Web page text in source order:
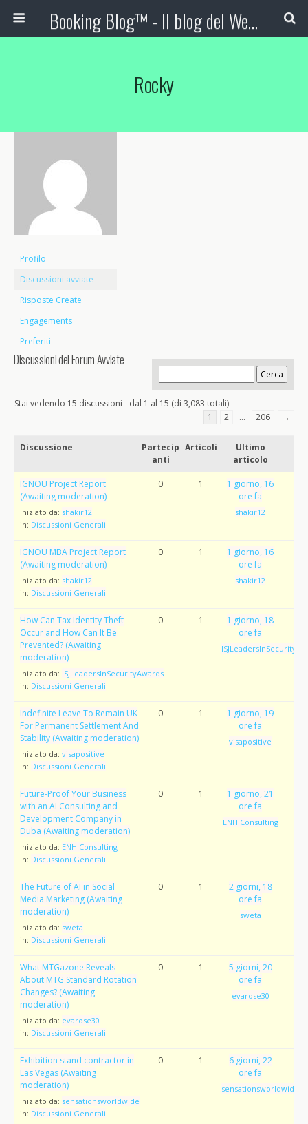
Booking Blog™ - Il blog del Web Marketing Turistico
Rocky
Profilo
Discussioni avviate
Risposte Create
Engagements
Preferiti
Discussioni del Forum Avviate
Stai vedendo 15 discussioni - dal 1 al 15 (di 3,083 totali)
1
2 … 206 →
Discussione
Partecip
anti
Articoli
Ultimo
articolo
IGNOU Project Report
(Awaiting moderation)
Iniziato da: shakir12
in: Discussioni Generali
0 1
1 giorno, 16
ore fa
shakir12
IGNOU MBA Project Report
(Awaiting moderation)
Iniziato da: shakir12
in: Discussioni Generali
0 1
1 giorno, 16
ore fa
shakir12
How Can Tax Identity Theft
Occur and How Can It Be
Prevented? (Awaiting
moderation)
Iniziato da: ISJLeadersInSecurityAwards
in: Discussioni Generali
0 1
1 giorno, 18
ore fa
Indefinite Leave To Remain UK
For Permanent Settlement And
Stability (Awaiting moderation)
Iniziato da: visapositive
in: Discussioni Generali
0 1
1 giorno, 19
ore fa
visapositive
Future-Proof Your Business
with an AI Consulting and
Development Company in
Duba (Awaiting moderation)
Iniziato da: ENH Consulting
in: Discussioni Generali
0 1
1 giorno, 21
ore fa
ENH Consulting
The Future of AI in Social
Media Marketing (Awaiting
moderation)
Iniziato da: sweta
in: Discussioni Generali
0 1
2 giorni, 18
ore fa
sweta
What MTGazone Reveals
About MTG Standard Rotation
Changes? (Awaiting
moderation)
Iniziato da: evarose30
in: Discussioni Generali
0 1
5 giorni, 20
ore fa
evarose30
Exhibition stand contractor in
Las Vegas (Awaiting
moderation)
Iniziato da: sensationsworldwide
in: Discussioni Generali
0 1
6 giorni, 22
ore fa
sensationsworldwide